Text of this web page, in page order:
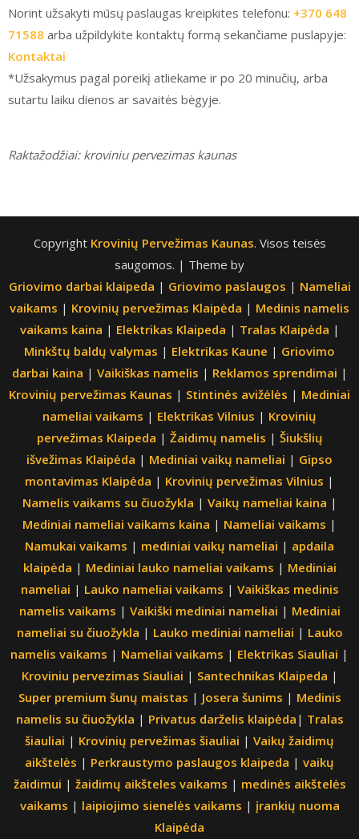
Norint užsakyti mūsų paslaugas kreipkites telefonu: +370 648
71588 arba užpildykite kontaktų formą sekančiame puslapyje:
Kontaktai
*Užsakymus pagal poreikį atliekame ir po 20 minučių, arba
sutartu laiku dienos ar savaitės bėgyje.
Raktažodžiai: kroviniu pervezimas kaunas
Copyright Krovinių Pervežimas Kaunas. Visos teisės
saugomos. | Theme by
Griovimo darbai klaipeda | Griovimo paslaugos | Nameliai
vaikams | Krovinių pervežimas Klaipėda | Medinis namelis
vaikams kaina | Elektrikas Klaipeda | Tralas Klaipėda |
Minkštų baldų valymas | Elektrikas Kaune | Griovimo
darbai kaina | Vaikiškas namelis | Reklamos sprendimai |
Krovinių pervežimas Kaunas | Stintinės avižėlės | Mediniai
nameliai vaikams | Elektrikas Vilnius | Krovinių
pervežimas Klaipeda | Žaidimų namelis | Šiukšlių
išvežimas Klaipėda | Mediniai vaikų nameliai | Gipso
montavimas Klaipėda | Krovinių pervežimas Vilnius |
Namelis vaikams su čiuožykla | Vaikų nameliai kaina |
Mediniai nameliai vaikams kaina | Nameliai vaikams |
Namukai vaikams | mediniai vaikų nameliai | apdaila
klaipėda | Mediniai lauko nameliai vaikams | Mediniai
nameliai | Lauko nameliai vaikams | Vaikiškas medinis
namelis vaikams | Vaikiški mediniai nameliai | Mediniai
nameliai su čiuožykla | Lauko mediniai nameliai | Lauko
namelis vaikams | Nameliai vaikams | Elektrikas Siauliai |
Kroviniu pervezimas Siauliai | Santechnikas Klaipeda |
Super premium šunų maistas | Josera šunims | Medinis
namelis su čiuožykla | Privatus darželis klaipėda | Tralas
šiauliai | Krovinių pervežimas šiauliai | Vaikų žaidimų
aikštelės | Perkraustymo paslaugos klaipeda | vaikų
žaidimui | žaidimų aikšteles vaikams | medinės aikštelės
vaikams | laipiojimo sienelės vaikams | įrankių nuoma
Klaipėda